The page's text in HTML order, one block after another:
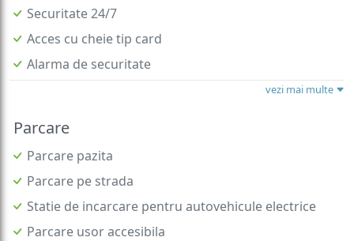
Securitate 24/7
Acces cu cheie tip card
Alarma de securitate
vezi mai multe
Parcare
Parcare pazita
Parcare pe strada
Statie de incarcare pentru autovehicule electrice
Parcare usor accesibila